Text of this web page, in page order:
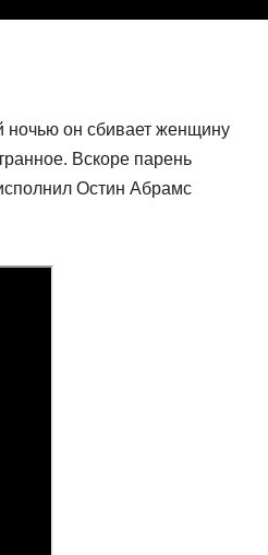
ночью он сбивает женщину
Вскоре парень
Остин Абрамс